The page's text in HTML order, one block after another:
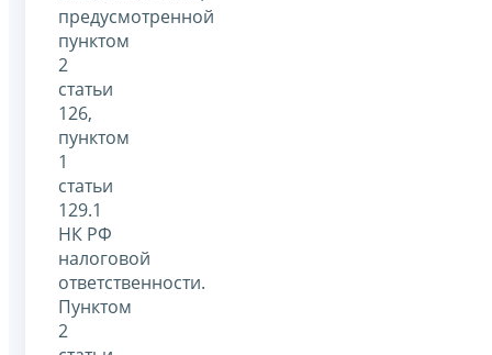
предусмотренной
пунктом
2
статьи
126,
пунктом
1
статьи
129.1
НК РФ
налоговой
ответственности.
Пунктом
2